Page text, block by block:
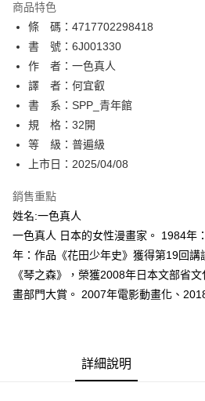
相關說明
【關於「AFTEE先享後付」】
AFTEE先享後付是「在收到商品之後才付款
便利好安心！
１．簡單：不需註冊會員、不需綁卡、不需儲
２．便利：只要手機號碼，簡訊認證，即可結
３．安心：先確認商品／服務後，再付款。
【「AFTEE先享後付」結帳流程】
１．於結帳方式選擇「AFTEE先享後付」後
結帳頁面，進行簡訊認證並確認金額後，即
２．訂單成立數日內，您將收到繳費通知簡訊
ATM／網路銀行／等多元方式進行付款，方
※ 請注意：結帳手續完成當下不需立刻繳費
購買商品的店家。未經商家同意取消之訂單
後付繳納相關費用。
※ 交易是否成功請以「AFTEE先享後付 」之
是否繳費成功／繳費後需取消欲退款等相關
權轉讓予恩沛科技股份有限公司。
２．關於個人資料處理事宜，請瀏覽以下網址
https://aftee.tw/terms/#terms3
ATM付款
運送方式
全家取貨付款
每筆NT$80，滿NT$500(含以上)免運費
付款後全家取貨
每筆NT$80，滿NT$500(含以上)免運費
付款後萊爾富取貨
每筆NT$80，滿NT$500(含以上)免運費
付款後7-11取貨
每筆NT$80，滿NT$500(含以上)免運費
商品特色
條 碼：4717702298418
書 號：6J001330
作 者：一色真人
譯 者：何宜叡
書 系：SPP_青年館
規 格：32開
等 級：普遍級
上市日：2025/04/08
銷售重點
姓名:一色真人
一色真人 日本的女性漫畫家。 1984年
年：作品《花田少年史》獲得第19回講
《琴之森》，榮獲2008年日本文部省
畫部門大賞。 2007年電影動畫化、
詳細說明